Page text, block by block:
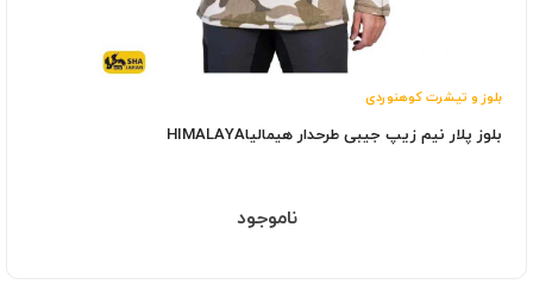
بلوز و تیشرت کوهنوردی
بلوز پلار نیم زیپ جیبی طرحدار هیمالیاHIMALAYA
ناموجود